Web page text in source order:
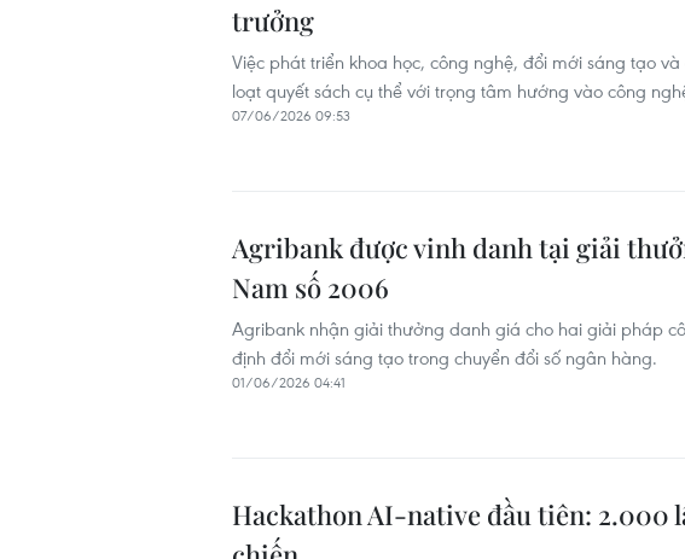
trưởng
Việc phát triển khoa học, công nghệ, đổi mới sáng tạo
loạt quyết sách cụ thể với trọng tâm hướng vào công
07/06/2026 09:53
Agribank được vinh danh tại giải
Nam số 2006
Agribank nhận giải thưởng danh giá cho hai giải pháp
định đổi mới sáng tạo trong chuyển đổi số ngân hàng.
01/06/2026 04:41
Hackathon AI-native đầu tiên: 2.000